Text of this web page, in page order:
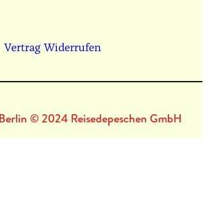
Vertrag Widerrufen
© 2024 Reisedepeschen GmbH